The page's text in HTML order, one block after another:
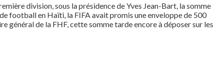
division, sous la présidence de Yves Jean-Bart, la somme
football en Haïti, la FIFA avait promis une enveloppe de 500
général de la FHF, cette somme tarde encore à déposer sur les